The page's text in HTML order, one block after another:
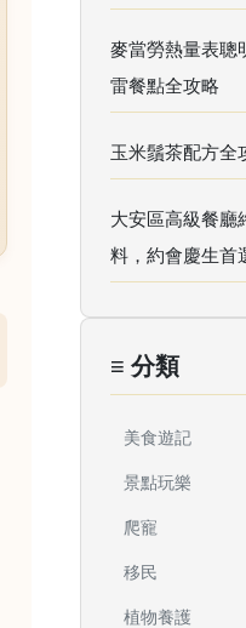
麥當勞熱量表聰
雷餐點全攻略
玉米鬚茶配方全
大安區高級餐廳
料，約會慶生首
≡ 分類
美食遊記
景點玩樂
爬寵
移民
植物養護